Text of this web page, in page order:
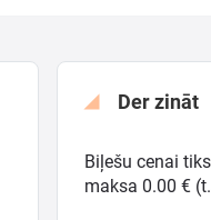
Der zināt
Biļešu cenai
maksa 0.00 €